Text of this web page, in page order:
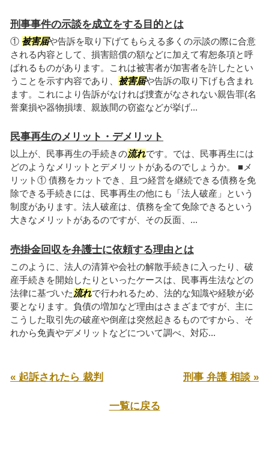
刑事事件の示談を成立をする目的とは
① 被害届や告訴を取り下げてもらえる多くの示談の際に合意
される内容として、損害賠償の額などに加えて宥恕条項と呼
ばれるものがあります。これは被害者が加害者を許したとい
うことを示す内容であり、 被害届や告訴の取り下げも含まれ
ます。これにより告訴がなければ捜査がなされない親告罪(名
誉棄損や器物損壊、親族間の窃盗などが挙げ...
民事再生のメリット・デメリット
以上が、民事再生の手続きの流れです。では、民事再生には
どのようなメリットとデメリットがあるのでしょうか。 ■メ
リット① 債務をカットでき、且つ経営を継続できる債務を免
除できる手続きには、民事再生の他にも「法人破産」という
制度があります。法人破産は、債務を全て免除できるという
大きなメリットがあるのですが、その反面、...
売掛金回収を弁護士に依頼する理由とは
このように、法人の清算や会社の解散手続きに入ったり、破
産手続きを開始したりといったケースは、民事再生法などの
法律に基づいた 流れで行われるため、法的な知識や経験が必
要となります。負債の増加など理由はさまざまですが、主に
こうした取引先の破産や倒産は突然起きるものですから、そ
れから免責やデメリットなどについて調べ、対応...
« 起訴されたら 裁判 刑事 弁護 相談 »
一覧に戻る